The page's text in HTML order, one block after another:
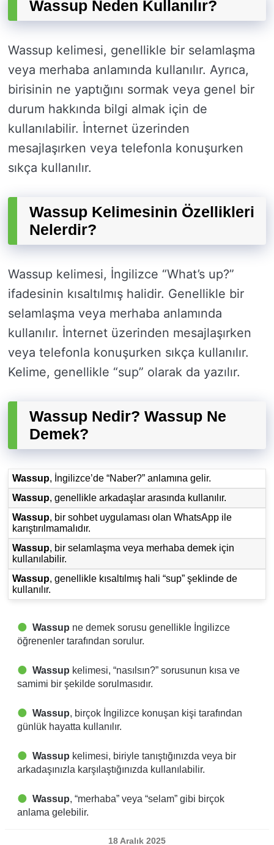
Wassup Neden Kullanılır?
Wassup kelimesi, genellikle bir selamlaşma
veya merhaba anlamında kullanılır. Ayrıca,
birisinin ne yaptığını sormak veya genel bir
durum hakkında bilgi almak için de
kullanılabilir. İnternet üzerinden
mesajlaşırken veya telefonla konuşurken
sıkça kullanılır.
Wassup Kelimesinin Özellikleri
Nelerdir?
Wassup kelimesi, İngilizce “What’s up?”
ifadesinin kısaltılmış halidir. Genellikle bir
selamlaşma veya merhaba anlamında
kullanılır. İnternet üzerinden mesajlaşırken
veya telefonla konuşurken sıkça kullanılır.
Kelime, genellikle “sup” olarak da yazılır.
Wassup Nedir? Wassup Ne
Demek?
Wassup, İngilizce’de “Naber?” anlamına gelir.
Wassup, genellikle arkadaşlar arasında kullanılır.
Wassup, bir sohbet uygulaması olan WhatsApp ile
karıştırılmamalıdır.
Wassup, bir selamlaşma veya merhaba demek için
kullanılabilir.
Wassup, genellikle kısaltılmış hali “sup” şeklinde de
kullanılır.
Wassup ne demek sorusu genellikle İngilizce
öğrenenler tarafından sorulur.
Wassup kelimesi, “nasılsın?” sorusunun kısa ve
samimi bir şekilde sorulmasıdır.
Wassup, birçok İngilizce konuşan kişi tarafından
günlük hayatta kullanılır.
Wassup kelimesi, biriyle tanıştığınızda veya bir
arkadaşınızla karşılaştığınızda kullanılabilir.
Wassup, “merhaba” veya “selam” gibi birçok
anlama gelebilir.
18 Aralık 2025